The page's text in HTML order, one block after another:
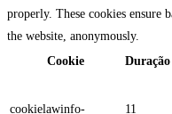
properly. These cookies ensure
the website, anonymously.
Cookie
Duração
cookielawinfo-
11